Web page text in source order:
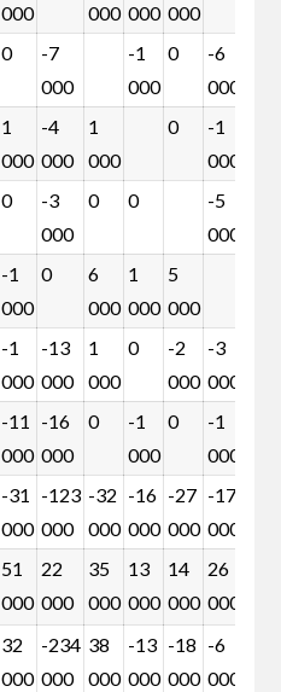
000
000 000 000
0
-7
000
-1
000
0
-6
000
1
000
-4
000
1
000
0
-1
000
0
-3
000
0 0
-5
000
-1
000
0
6
000
1
000
5
000
-1
000
-13
000
1
000
0
-2
000
-3
000
-11
000
-16
000
0
-1
000
0
-1
000
-31
000
-123
000
-32
000
-16
000
-27
000
-17
000
51
000
22
000
35
000
13
000
14
000
26
000
32
000
-234
000
38
000
-13
000
-18
000
-6
000